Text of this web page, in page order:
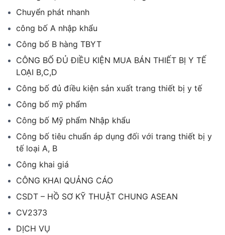
Chuyển phát nhanh
công bố A nhập khẩu
Công bố B hàng TBYT
CÔNG BỐ ĐỦ ĐIỀU KIỆN MUA BÁN THIẾT BỊ Y TẾ
LOẠI B,C,D
Công bố đủ điều kiện sản xuất trang thiết bị y tế
Công bố mỹ phẩm
Công bố Mỹ phẩm Nhập khẩu
Công bố tiêu chuẩn áp dụng đối với trang thiết bị y
tế loại A, B
Công khai giá
CÔNG KHAI QUẢNG CÁO
CSDT – HỒ SƠ KỸ THUẬT CHUNG ASEAN
CV2373
DỊCH VỤ